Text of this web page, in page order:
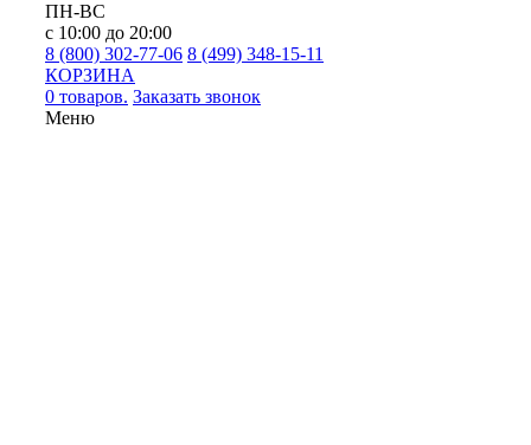
ПН-ВС
с 10:00 до 20:00
8 (800) 302-77-06 8 (499) 348-15-11
КОРЗИНА
0 товаров. Заказать звонок
Меню